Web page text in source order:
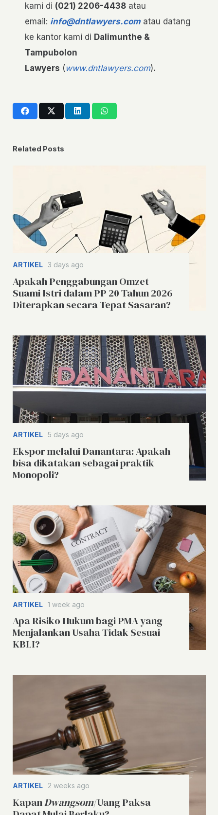
kami di (021) 2206-4438 atau
email: info@dntlawyers.com atau datang
ke kantor kami di Dalimunthe &
Tampubolon
Lawyers (www.dntlawyers.com).
Related Posts
ARTIKEL 3 days ago
Apakah Penggabungan Omzet
Suami Istri dalam PP 20 Tahun 2026
Diterapkan secara Tepat Sasaran?
ARTIKEL 5 days ago
Ekspor melalui Danantara: Apakah
bisa dikatakan sebagai praktik
Monopoli?
ARTIKEL 1 week ago
Apa Risiko Hukum bagi PMA yang
Menjalankan Usaha Tidak Sesuai
KBLI?
ARTIKEL 2 weeks ago
KapanDwangsom/Uang Paksa